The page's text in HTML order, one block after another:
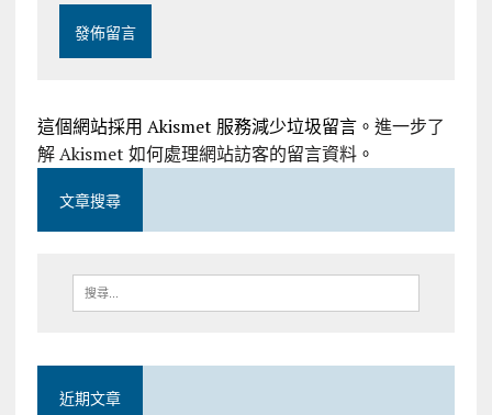
這個網站採用 Akismet 服務減少垃圾留言。 進一步了
解 Akismet 如何處理網站訪客的留言資料。
文章搜尋
近期文章